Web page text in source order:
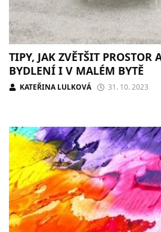
TIPY, JAK ZVĚTŠIT
BYDLENÍ I V MALÉM BYTĚ
KATEŘINA LULKOVÁ 31. 10. 2023